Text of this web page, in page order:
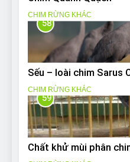
CHIM RỪNG KHÁC
58
Sếu – loài chim Sarus
CHIM RỪNG KHÁC
59
Chất khử mùi phân